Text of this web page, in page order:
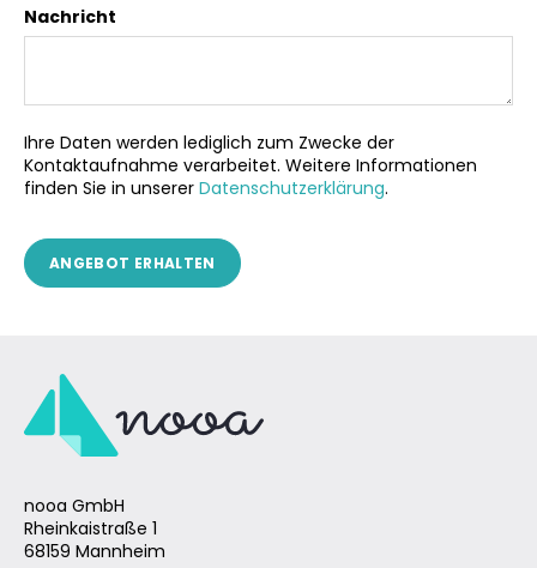
Nachricht
Ihre Daten werden lediglich zum Zwecke der
Kontaktaufnahme verarbeitet. Weitere Informationen
finden Sie in unserer Datenschutzerklärung.
nooa GmbH
Rheinkaistraße 1
68159 Mannheim